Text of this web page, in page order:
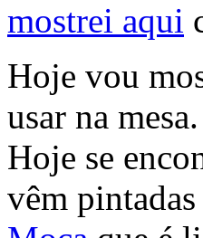
mostrei aqui
Hoje vou
usar na
Hoje se
vêm